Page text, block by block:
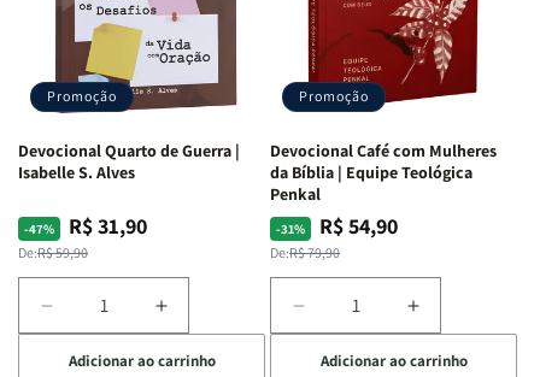
Promoção
Devocional Quarto de Guerra |
Isabelle S. Alves
-47%
Preço
normal
De:R$ 59,90
Preço
promocional
R$ 31,90
Diminuir
a
quantidade
Aumentar
a
quantidade
Adicionar ao carrinho
Promoção
Devocional Café com Mulheres
da Bíblia | Equipe Teológica
Penkal
-31%
Preço
normal
De:R$ 79,90
Preço
promocional
R$ 54,90
Diminuir
a
quantidade
Aumentar
a
quantidade
Adicionar ao carrinho